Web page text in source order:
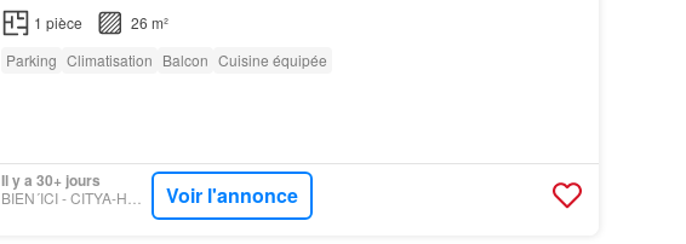
1 pièce
26 m²
Parking Climatisation Balcon Cuisine équipée
Il y a 30+ jours
BIEN´ICI - CITYA-HOTEL-DIEU Voir l'annonce